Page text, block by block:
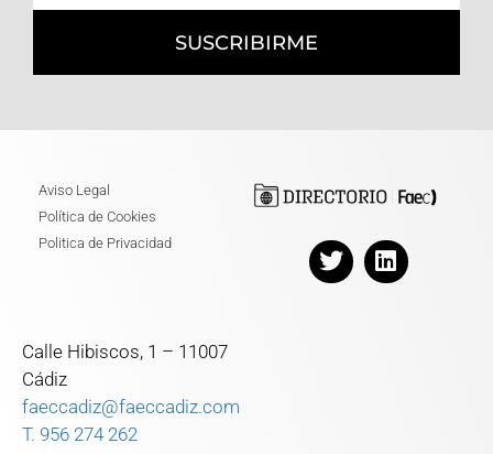
SUSCRIBIRME
Aviso Legal
Política de Cookies
Politica de Privacidad
Calle Hibiscos, 1 – 11007
Cádiz
faeccadiz@faeccadiz.com
T. 956 274 262